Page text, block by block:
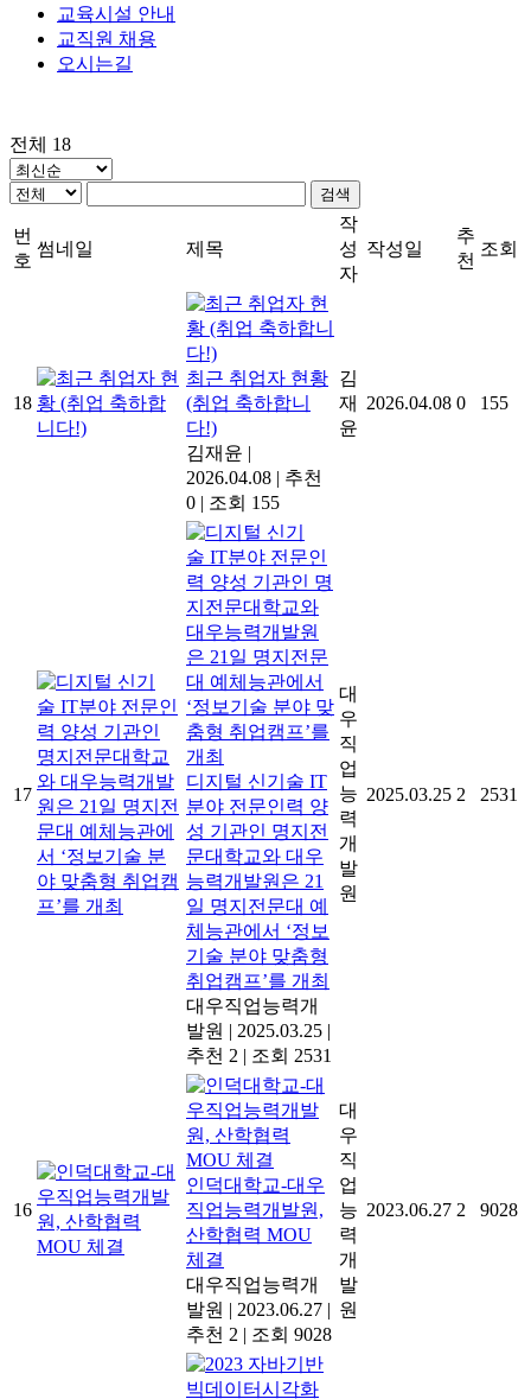
교육시설 안내
교직원 채용
오시는길
전체 18
검색
번
호
썸네일 제목
작
성
자
작성일
추
천
조회
18
최근 취업자 현황
(취업 축하합니
다!)
김재윤 |
2026.04.08 | 추천
0 | 조회 155
김
재
윤
2026.04.08 0 155
17
디지털 신기술 IT
분야 전문인력 양
성 기관인 명지전
문대학교와 대우
능력개발원은 21
일 명지전문대 예
체능관에서 ‘정보
기술 분야 맞춤형
취업캠프’를 개최
대우직업능력개
발원 | 2025.03.25 |
추천 2 | 조회 2531
대
우
직
업
능
력
개
발
원
2025.03.25 2 2531
16
인덕대학교-대우
직업능력개발원,
산학협력 MOU
체결
대우직업능력개
발원 | 2023.06.27 |
추천 2 | 조회 9028
대
우
직
업
능
력
개
발
원
2023.06.27 2 9028